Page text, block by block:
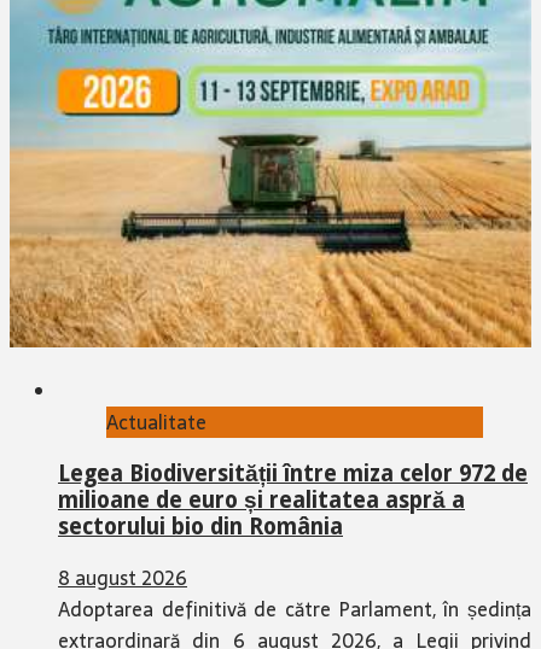
Actualitate
Legea Biodiversității între miza celor 972 de
milioane de euro și realitatea aspră a
sectorului bio din România
8 august 2026
Adoptarea definitivă de către Parlament, în ședința
extraordinară din 6 august 2026, a Legii privind